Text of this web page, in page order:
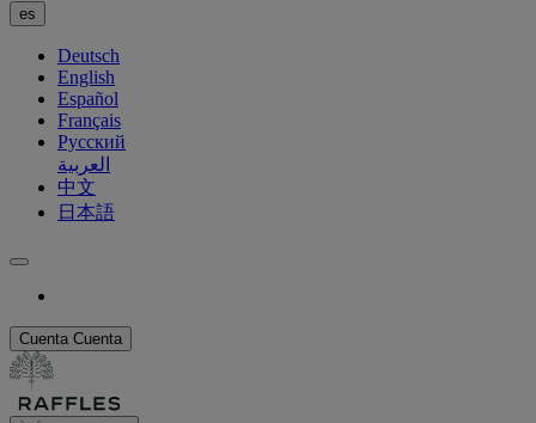
es
Deutsch
English
Español
Français
Русский
العربية
中文
日本語
Cuenta Cuenta